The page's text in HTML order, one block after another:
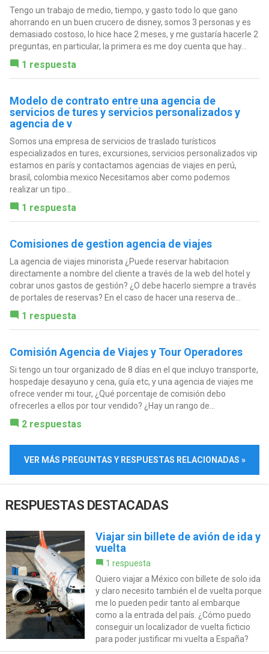
Tengo un trabajo de medio, tiempo, y gasto todo lo que gano
ahorrando en un buen crucero de disney, somos 3 personas y es
demasiado costoso, lo hice hace 2 meses, y me gustaría hacerle 2
preguntas, en particular, la primera es me doy cuenta que hay...
1 respuesta
Modelo de contrato entre una agencia de
servicios de tures y servicios personalizados y
agencia de v
Somos una empresa de servicios de traslado turísticos
especializados en tures, excursiones, servicios personalizados vip
estamos en parís y contactamos agencias de viajes en perú,
brasil, colombia mexico Necesitamos aber como podemos
realizar un tipo...
1 respuesta
Comisiones de gestion agencia de viajes
La agencia de viajes minorista ¿Puede reservar habitacion
directamente a nombre del cliente a través de la web del hotel y
cobrar unos gastos de gestión? ¿O debe hacerlo siempre a través
de portales de reservas? En el caso de hacer una reserva de...
1 respuesta
Comisión Agencia de Viajes y Tour Operadores
Si tengo un tour organizado de 8 días en el que incluyo transporte,
hospedaje desayuno y cena, guía etc, y una agencia de viajes me
ofrece vender mi tour, ¿Qué porcentaje de comisión debo
ofrecerles a ellos por tour vendido? ¿Hay un rango de...
2 respuestas
VER MÁS PREGUNTAS Y RESPUESTAS RELACIONADAS »
RESPUESTAS DESTACADAS
Viajar sin billete de avión de ida y
vuelta
1 respuesta
Quiero viajar a México con billete de solo ida
y claro necesito también el de vuelta porque
me lo pueden pedir tanto al embarque
como a la entrada del país. ¿Cómo puedo
conseguir un localizador de vuelta ficticio
para poder justificar mi vuelta a España?